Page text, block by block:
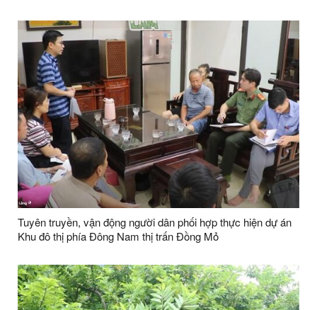
Tuyên truyền, vận động người dân phối hợp thực hiện dự án
Khu đô thị phía Đông Nam thị trấn Đồng Mỏ